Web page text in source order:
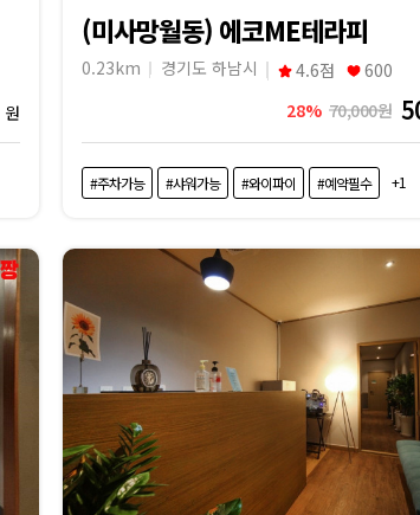
원
(미사망월동) 에코ME테라피
0.23km 경기도 하남시 4.6점
600
28% 70,000원
#주차가능 #샤워가능 #와이파이 #예약필수 +1